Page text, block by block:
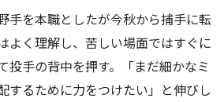
手を本職としたが今秋から捕手に転
よく理解し、苦しい場面ではすぐに
投手の背中を押す。「まだ細かなミ
するために力をつけたい」と伸びし